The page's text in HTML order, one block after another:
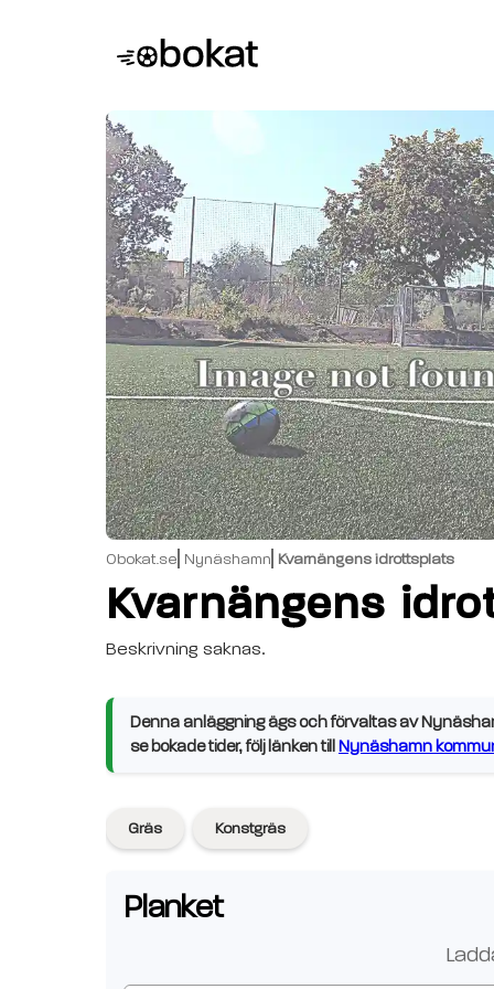
Obokat.se Nynäshamn Kvarnängens idrottsplats
Kvarnängens
Beskrivning saknas.
Denna anläggning ägs och förvaltas av
se bokade tider, följ länken till Nynäshamn
Gräs Konstgräs
Planket